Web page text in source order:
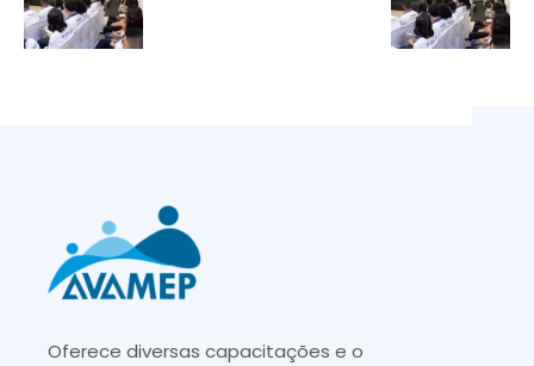
Oferece diversas capacitações e o